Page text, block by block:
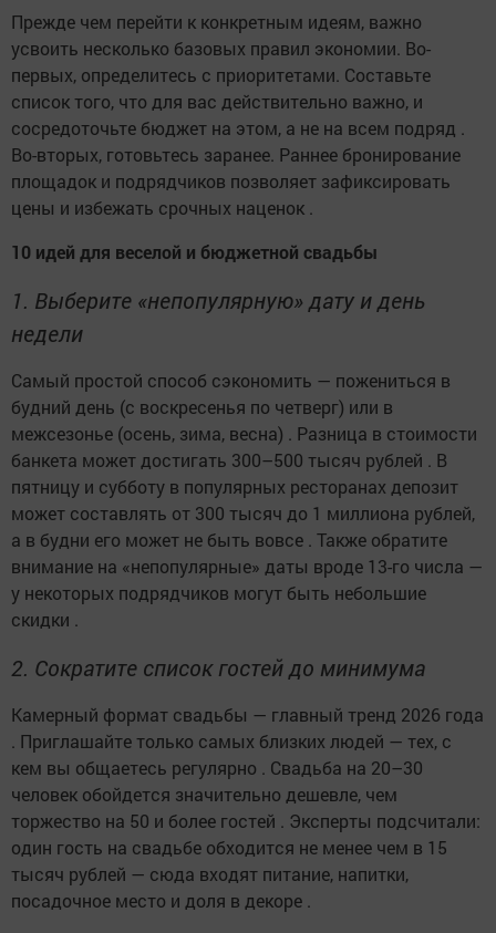
Прежде чем перейти к конкретным идеям, важно
усвоить несколько базовых правил экономии. Во-
первых, определитесь с приоритетами. Составьте
список того, что для вас действительно важно, и
сосредоточьте бюджет на этом, а не на всем подряд .
Во-вторых, готовьтесь заранее. Раннее бронирование
площадок и подрядчиков позволяет зафиксировать
цены и избежать срочных наценок .
10 идей для веселой и бюджетной свадьбы
1. Выберите «непопулярную» дату и день
недели
Самый простой способ сэкономить — пожениться в
будний день (с воскресенья по четверг) или в
межсезонье (осень, зима, весна) . Разница в стоимости
банкета может достигать 300–500 тысяч рублей . В
пятницу и субботу в популярных ресторанах депозит
может составлять от 300 тысяч до 1 миллиона рублей,
а в будни его может не быть вовсе . Также обратите
внимание на «непопулярные» даты вроде 13-го числа —
у некоторых подрядчиков могут быть небольшие
скидки .
2. Сократите список гостей до минимума
Камерный формат свадьбы — главный тренд 2026 года
. Приглашайте только самых близких людей — тех, с
кем вы общаетесь регулярно . Свадьба на 20–30
человек обойдется значительно дешевле, чем
торжество на 50 и более гостей . Эксперты подсчитали:
один гость на свадьбе обходится не менее чем в 15
тысяч рублей — сюда входят питание, напитки,
посадочное место и доля в декоре .